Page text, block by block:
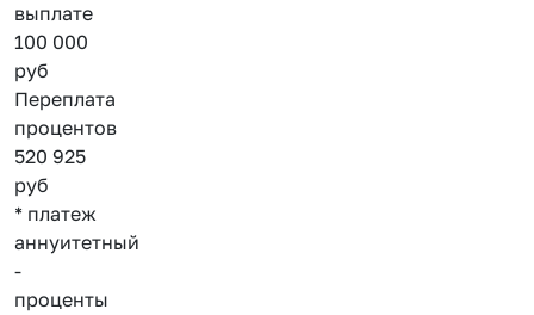
выплате
100 000
руб
Переплата
процентов
520 925
руб
* платеж
аннуитетный
-
проценты